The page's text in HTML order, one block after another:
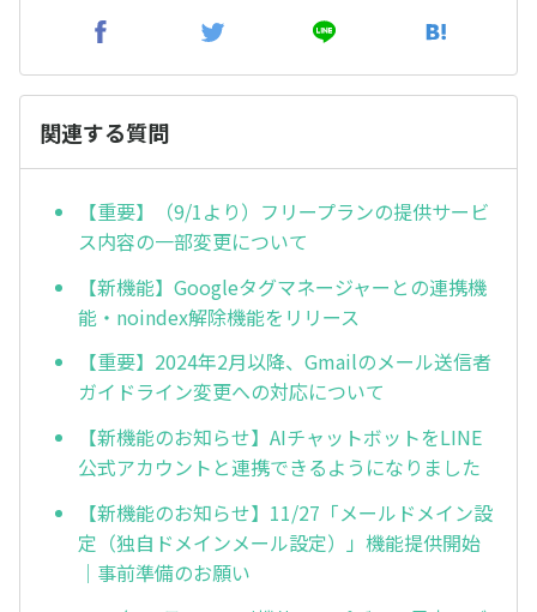
関連する質問
【重要】（9/1より）フリープランの提供サービ
ス内容の一部変更について
【新機能】Googleタグマネージャーとの連携機
能・noindex解除機能をリリース
【重要】2024年2月以降、Gmailのメール送信者
ガイドライン変更への対応について
【新機能のお知らせ】AIチャットボットをLINE
公式アカウントと連携できるようになりました
【新機能のお知らせ】11/27「メールドメイン設
定（独自ドメインメール設定）」機能提供開始
｜事前準備のお願い